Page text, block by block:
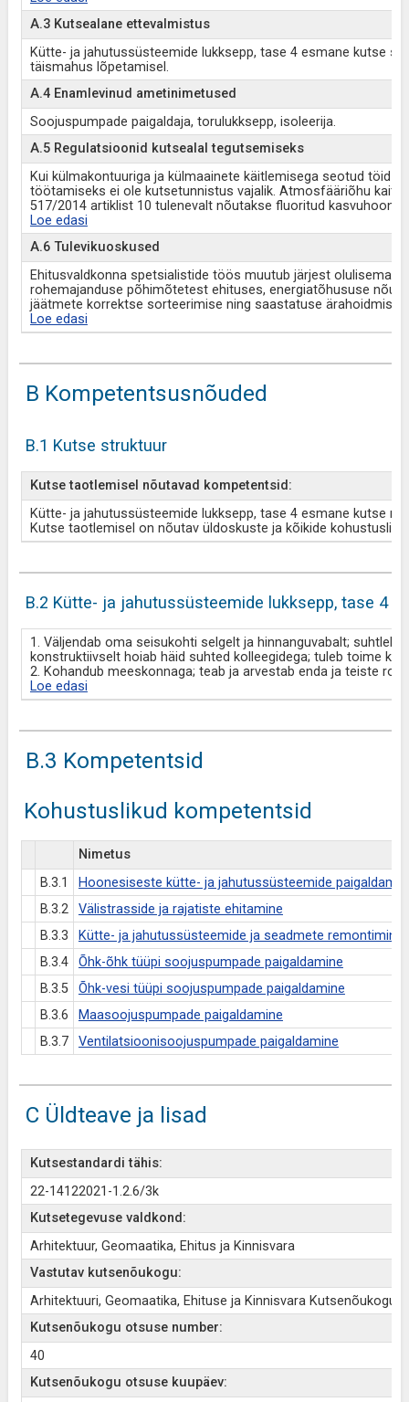
A.3 Kutsealane ettevalmistus
Kütte- ja jahutussüsteemide lukksepp, tase 4 esmane kutse
täismahus lõpetamisel.
A.4 Enamlevinud ametinimetused
Soojuspumpade paigaldaja, torulukksepp, isoleerija.
A.5 Regulatsioonid kutsealal tegutsemiseks
Kui külmakontuuriga ja külmaainete käitlemisega seotud töid
töötamiseks ei ole kutsetunnistus vajalik. Atmosfääriõhu
517/2014 artiklist 10 tulenevalt nõutakse fluoritud
Loe edasi
A.6 Tulevikuoskused
Ehitusvaldkonna spetsialistide töös muutub järjest
rohemajanduse põhimõtetest ehituses, energiatõhususe
jäätmete korrektse sorteerimise ning saastatuse ärahoidmise
Loe edasi
B Kompetentsusnõuded
B.1 Kutse struktuur
Kutse taotlemisel nõutavad kompetentsid:
Kütte- ja jahutussüsteemide lukksepp, tase 4 esmane kutse
Kutse taotlemisel on nõutav üldoskuste ja kõikide
B.2 Kütte- ja jahutussüsteemide lukksepp, tase 4
1. Väljendab oma seisukohti selgelt ja hinnanguvabalt;
konstruktiivselt hoiab häid suhted kolleegidega; tuleb toime
2. Kohandub meeskonnaga; teab ja arvestab enda ja teiste rolli
Loe edasi
B.3 Kompetentsid
Kohustuslikud kompetentsid
Nimetus
B.3.1
Hoonesiseste kütte- ja jahutussüsteemide
B.3.2
Välistrasside ja rajatiste ehitamine
B.3.3
Kütte- ja jahutussüsteemide ja seadmete remontimine
B.3.4
Õhk-õhk tüüpi soojuspumpade paigaldamine
B.3.5
Õhk-vesi tüüpi soojuspumpade paigaldamine
B.3.6
Maasoojuspumpade paigaldamine
B.3.7
Ventilatsioonisoojuspumpade paigaldamine
C Üldteave ja lisad
Kutsestandardi tähis:
22-14122021-1.2.6/3k
Kutsetegevuse valdkond:
Arhitektuur, Geomaatika, Ehitus ja Kinnisvara
Vastutav kutsenõukogu:
Arhitektuuri, Geomaatika, Ehituse ja Kinnisvara Kutsenõukogu
Kutsenõukogu otsuse number:
40
Kutsenõukogu otsuse kuupäev: